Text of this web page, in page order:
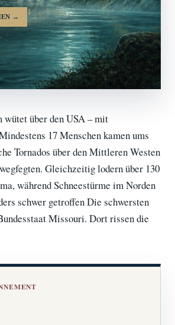
→
über den USA – mit
17 Menschen kamen ums
Tornados über den Mittleren Westen
Gleichzeitig lodern über 130
während Schneestürme im Norden
schwer getroffen Die schwersten
Missouri. Dort rissen die